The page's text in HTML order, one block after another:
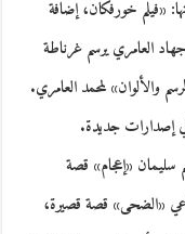
«فيلم خورفكان، إضافة
العامري يرسم غرناطة
والألوان» لمحمد العامري.
إصدارات جديدة.
سليمان «إعجام» قصة
«الضحى» قصة قصيرة،